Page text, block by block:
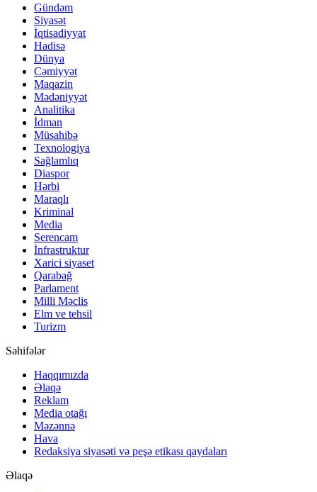
Gündəm
Siyasət
İqtisadiyyat
Hadisə
Dünya
Cəmiyyət
Maqazin
Mədəniyyət
Analitika
İdman
Müsahibə
Texnologiya
Sağlamlıq
Diaspor
Hərbi
Maraqlı
Kriminal
Media
Serencam
İnfrastruktur
Xarici siyaset
Qarabağ
Parlament
Milli Məclis
Elm ve tehsil
Turizm
Səhifələr
Haqqımızda
Əlaqə
Reklam
Media otağı
Məzənnə
Hava
Redaksiya siyasəti və peşə etikası qaydaları
Əlaqə